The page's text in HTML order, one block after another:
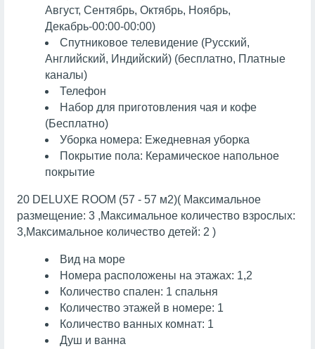
Август, Сентябрь, Октябрь, Ноябрь,
Декабрь-00:00-00:00)
Спутниковое телевидение (Русский,
Английский, Индийский) (бесплатно, Платные
каналы)
Телефон
Набор для приготовления чая и кофе
(Бесплатно)
Уборка номера: Ежедневная уборка
Покрытие пола: Керамическое напольное
покрытие
20 DELUXE ROOM (57 - 57 м2)( Максимальное
размещение: 3 ,Максимальное количество взрослых:
3,Максимальное количество детей: 2 )
Вид на море
Номера расположены на этажах: 1,2
Количество спален: 1 спальня
Количество этажей в номере: 1
Количество ванных комнат: 1
Душ и ванна